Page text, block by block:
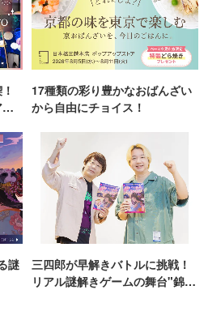
17種類の彩り豊かなおばんざい
から自由にチョイス！
謎
三四郎が早解きバトルに挑戦！
リアル謎解きゲームの舞台"錦糸